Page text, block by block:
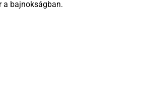
a bajnokságban.